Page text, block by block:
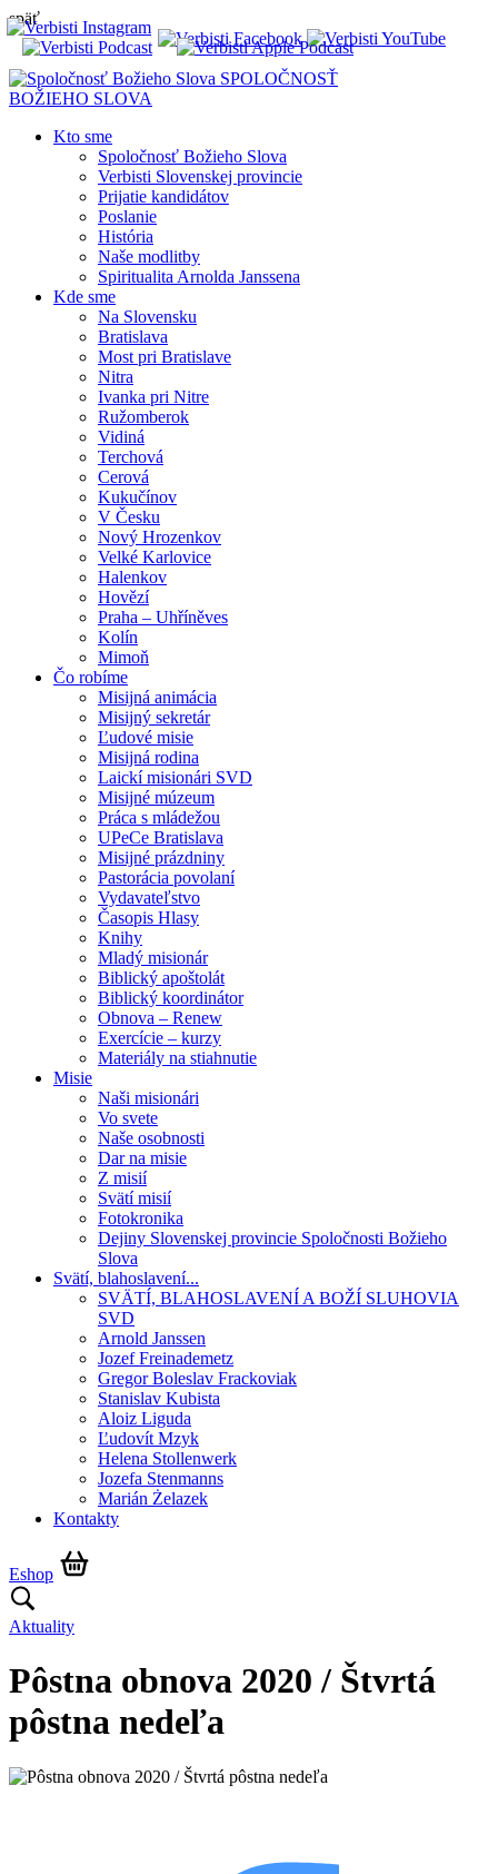
späť
SPOLOČNOSŤ
BOŽIEHO SLOVA
Kto sme
Spoločnosť Božieho Slova
Verbisti Slovenskej provincie
Prijatie kandidátov
Poslanie
História
Naše modlitby
Spiritualita Arnolda Janssena
Kde sme
Na Slovensku
Bratislava
Most pri Bratislave
Nitra
Ivanka pri Nitre
Ružomberok
Vidiná
Terchová
Cerová
Kukučínov
V Česku
Nový Hrozenkov
Velké Karlovice
Halenkov
Hovězí
Praha – Uhříněves
Kolín
Mimoň
Čo robíme
Misijná animácia
Misijný sekretár
Ľudové misie
Misijná rodina
Laickí misionári SVD
Misijné múzeum
Práca s mládežou
UPeCe Bratislava
Misijné prázdniny
Pastorácia povolaní
Vydavateľstvo
Časopis Hlasy
Knihy
Mladý misionár
Biblický apoštolát
Biblický koordinátor
Obnova – Renew
Exercície – kurzy
Materiály na stiahnutie
Misie
Naši misionári
Vo svete
Naše osobnosti
Dar na misie
Z misií
Svätí misií
Fotokronika
Dejiny Slovenskej provincie Spoločnosti Božieho
Slova
Svätí, blahoslavení...
SVÄTÍ, BLAHOSLAVENÍ A BOŽÍ SLUHOVIA
SVD
Arnold Janssen
Jozef Freinademetz
Gregor Boleslav Frackoviak
Stanislav Kubista
Aloiz Liguda
Ľudovít Mzyk
Helena Stollenwerk
Jozefa Stenmanns
Marián Żelazek
Kontakty
Eshop
Aktuality
Pôstna obnova 2020 / Štvrtá
pôstna nedeľa